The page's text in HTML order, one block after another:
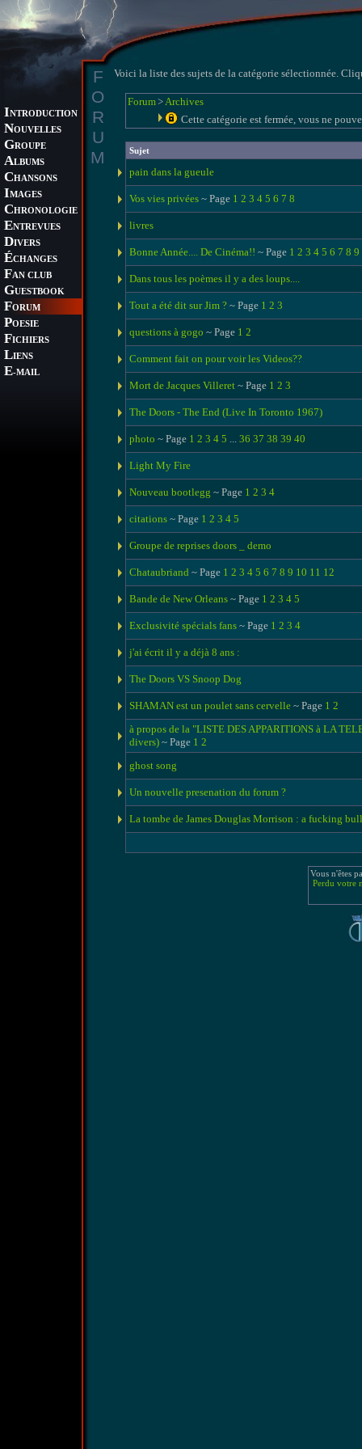
INTRODUCTION
NOUVELLES
GROUPE
ALBUMS
CHANSONS
IMAGES
CHRONOLOGIE
ENTREVUES
DIVERS
ÉCHANGES
FAN CLUB
GUESTBOOK
FORUM
POESIE
FICHIERS
LIENS
E-MAIL
F
O
R
U
M
Voici la liste des sujets de la catégorie sélectionnée.
Forum>Archives
Cette catégorie est fermée, vous ne
Sujet
pain dans la gueule
Vos vies privées ~ Page 1 2 3 4 5 6 7 8
livres
Bonne Année.... De Cinéma!! ~ Page 1 2 3 4 5 6 7 8 9
Dans tous les poèmes il y a des loups....
Tout a été dit sur Jim ? ~ Page 1 2 3
questions à gogo ~ Page 1 2
Comment fait on pour voir les Videos??
Mort de Jacques Villeret ~ Page 1 2 3
The Doors - The End (Live In Toronto 1967)
photo ~ Page 1 2 3 4 5 ... 36 37 38 39 40
Light My Fire
Nouveau bootlegg ~ Page 1 2 3 4
citations ~ Page 1 2 3 4 5
Groupe de reprises doors _ demo
Chataubriand ~ Page 1 2 3 4 5 6 7 8 9 10 11 12
Bande de New Orleans ~ Page 1 2 3 4 5
Exclusivité spécials fans ~ Page 1 2 3 4
j'ai écrit il y a déjà 8 ans :
The Doors VS Snoop Dog
SHAMAN est un poulet sans cervelle ~ Page 1 2
à propos de la "LISTE DES APPARITIONS à LA
divers) ~ Page 1 2
ghost song
Un nouvelle presenation du forum ?
La tombe de James Douglas Morrison : a fucking
Vous n'êtes
Perdu votre